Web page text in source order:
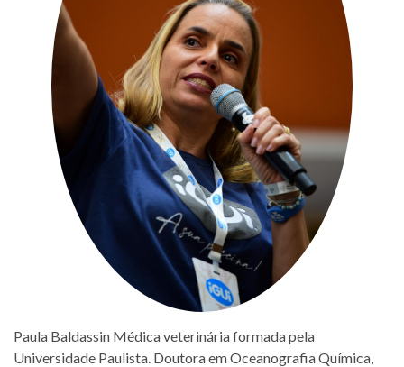
Paula Baldassin Médica veterinária formada pela
Universidade Paulista. Doutora em Oceanografia Química,